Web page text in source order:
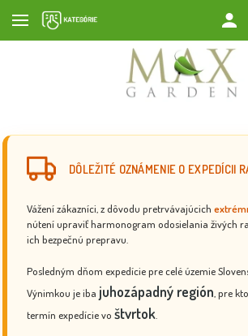
DÔLEŽITÉ OZNÁMENIE O EXPEDÍCII
Vážení zákazníci, z dôvodu pretrvávajúcich
nútení upraviť harmonogram odosielania živých
ich bezpečnú prepravu.
Posledným dňom expedície pre celé územie
Výnimkou je iba juhozápadný región , pre
termín expedície vo štvrtok